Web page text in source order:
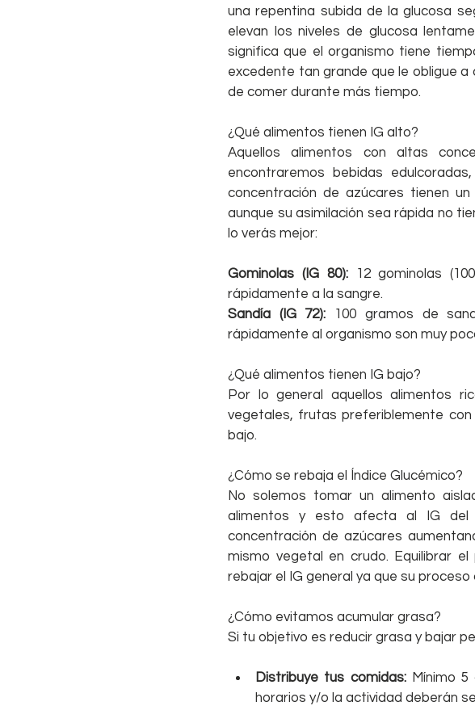
una repentina subida de la glucosa
elevan los niveles de glucosa
significa que el organismo tiene
excedente tan grande que le obligue
de comer durante más tiempo.
¿Qué alimentos tienen IG alto?
Aquellos alimentos con altas
encontraremos bebidas
concentración de azúcares tienen
aunque su asimilación sea rápida no
lo verás mejor:
Gominolas (IG 80): 12 gominolas
rápidamente a la sangre.
Sandía (IG 72): 100 gramos de
rápidamente al organismo son muy
¿Qué alimentos tienen IG bajo?
Por lo general aquellos alimentos
vegetales, frutas preferiblemente
bajo.
¿Cómo se rebaja el Índice Glucémico?
No solemos tomar un alimento
alimentos y esto afecta al IG del
concentración de azúcares
mismo vegetal en crudo. Equilibrar
rebajar el IG general ya que su
¿Cómo evitamos acumular grasa?
Si tu objetivo es reducir grasa y bajar
Distribuye tus comidas: Mínimo 5
horarios y/o la actividad deberán